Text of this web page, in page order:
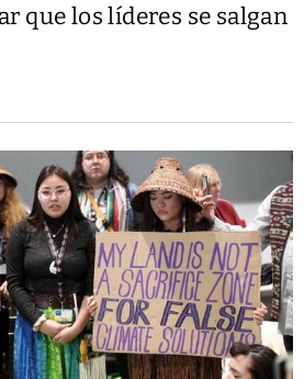
que los líderes se salgan